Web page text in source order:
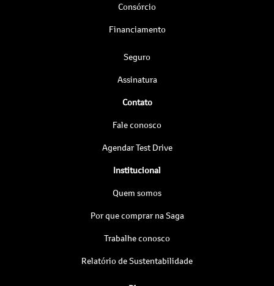
Consórcio
Financiamento
Seguro
Assinatura
Contato
Fale conosco
Agendar Test Drive
Institucional
Quem somos
Por que comprar na Saga
Trabalhe conosco
Relatório de Sustentabilidade